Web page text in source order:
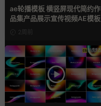
产品展示
ae轮播模板 横竖屏现代简约作
品集产品展示宣传视频AE模板
2周前